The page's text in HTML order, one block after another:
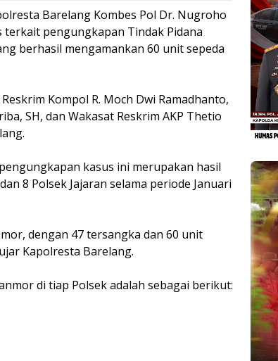
Barelang Kombes Pol Dr. Nugroho
terkait pengungkapan Tindak Pidana
berhasil mengamankan 60 unit sepeda
Kompol R. Moch Dwi Ramadhanto,
SH, dan Wakasat Reskrim AKP Thetio
kasus ini merupakan hasil
8 Polsek Jajaran selama periode Januari
dengan 47 tersangka dan 60 unit
Kapolresta Barelang.
di tiap Polsek adalah sebagai berikut: